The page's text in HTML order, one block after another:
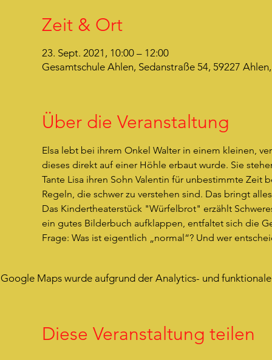
Zeit & Ort
23. Sept. 2021, 10:00 – 12:00
Gesamtschule Ahlen, Sedanstraße 54, 59227
Über die Veranstaltung
Elsa lebt bei ihrem Onkel Walter in einem kleinen,
dieses direkt auf einer Höhle erbaut wurde. Sie
Tante Lisa ihren Sohn Valentin für unbestimmte Zeit
Regeln, die schwer zu verstehen sind. Das bringt
Das Kindertheaterstück "Würfelbrot" erzählt
ein gutes Bilderbuch aufklappen, entfaltet sich die
Frage: Was ist eigentlich „normal“? Und wer
Google Maps wurde aufgrund der Analytics- und
Diese Veranstaltung teilen